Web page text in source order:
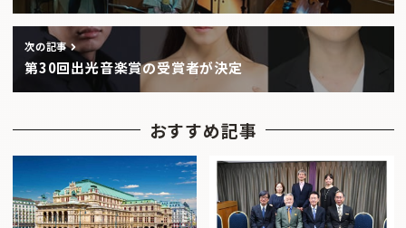
次の記事
第30回出光音楽賞の受賞者が決定
おすすめ記事